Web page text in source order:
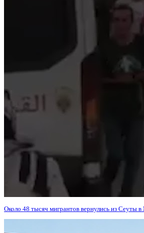
Около 48 тысяч мигрантов вернулись из Сеуты